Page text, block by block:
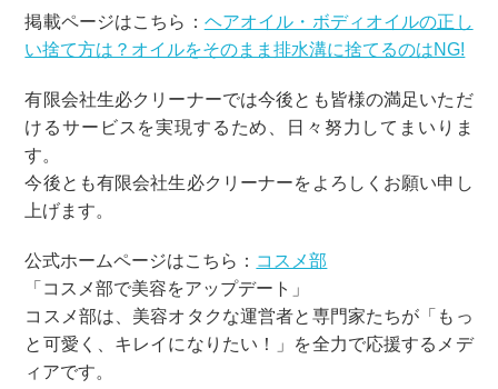
掲載ページはこちら： ヘアオイル・ボディオイルの正し
い捨て方は？オイルをそのまま排水溝に捨てるのはNG!
有限会社生必クリーナーでは今後とも皆様の満足いただ
けるサービスを実現するため、日々努力してまいりま
す。
今後とも有限会社生必クリーナーをよろしくお願い申し
上げます。
公式ホームページはこちら： コスメ部
「コスメ部で美容をアップデート」
コスメ部は、美容オタクな運営者と専門家たちが「もっ
と可愛く、キレイになりたい！」を全力で応援するメデ
ィアです。